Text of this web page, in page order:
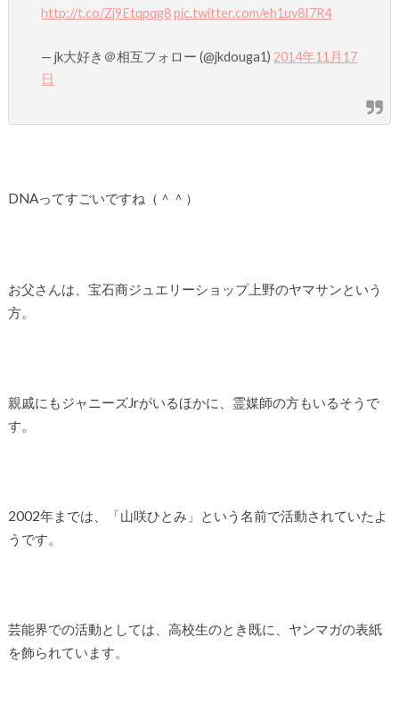
http://t.co/Zj9Etqpqg8 pic.twitter.com/eh1uv8I7R4
— jk大好き＠相互フォロー (@jkdouga1)2014年11月17
日
DNAってすごいですね（＾＾）
お父さんは、宝石商ジュエリーショップ上野のヤマサンという
方。
親戚にもジャニーズJrがいるほかに、霊媒師の方もいるそうで
す。
2002年までは、「山咲ひとみ」という名前で活動されていたよ
うです。
芸能界での活動としては、高校生のとき既に、ヤンマガの表紙
を飾られています。